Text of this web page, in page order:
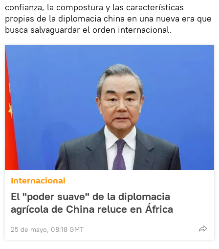
confianza, la compostura y las características
propias de la diplomacia china en una nueva era que
busca salvaguardar el orden internacional.
Internacional
El "poder suave" de la diplomacia
agrícola de China reluce en África
25 de mayo, 08:18 GMT